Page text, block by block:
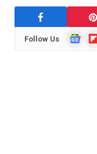
Follow Us
Google